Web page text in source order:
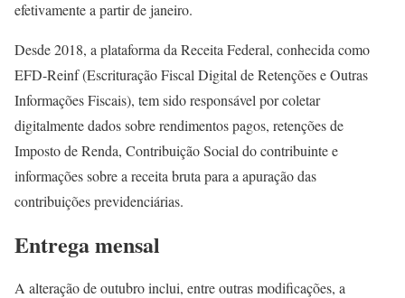
efetivamente a partir de janeiro.
Desde 2018, a plataforma da Receita Federal, conhecida como
EFD-Reinf (Escrituração Fiscal Digital de Retenções e Outras
Informações Fiscais), tem sido responsável por coletar
digitalmente dados sobre rendimentos pagos, retenções de
Imposto de Renda, Contribuição Social do contribuinte e
informações sobre a receita bruta para a apuração das
contribuições previdenciárias.
Entrega mensal
A alteração de outubro inclui, entre outras modificações, a